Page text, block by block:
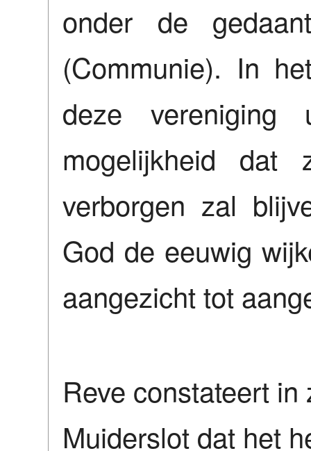
onder de
(Communie). In
deze
mogelijkheid dat
verborgen zal
God de eeuwig
aangezicht tot
Reve constateert
Muiderslot dat het